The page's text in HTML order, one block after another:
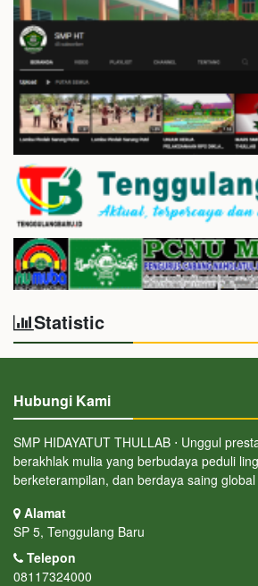
Statistic
Hubungi Kami
SMP HIDAYATUT THULLAB ⋅ Unggul
berakhlak mulia yang berbudaya peduli
berketerampilan, dan berdaya saing global
Alamat
SP 5, Tenggulang Baru
Telepon
08117324000